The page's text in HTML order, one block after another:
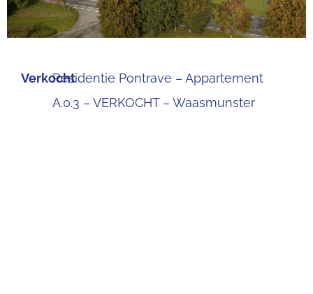
VerkochtResidentie Pontrave – Appartement
A.0.3 – VERKOCHT – Waasmunster